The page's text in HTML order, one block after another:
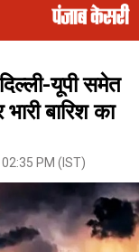
यूपी समेत
बारिश का
PM (IST)